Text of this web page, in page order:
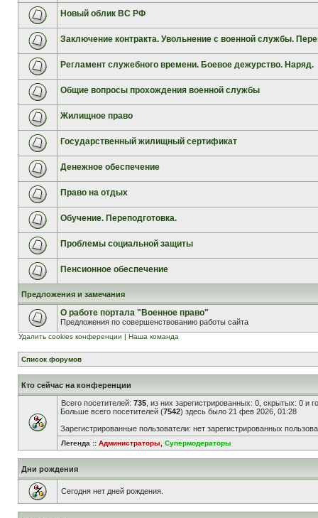
Новый облик ВС РФ
Заключение контракта. Увольнение с военной службы.
Регламент служебного времени. Боевое дежурство. Наряд.
Общие вопросы прохождения военной службы
Жилищное право
Государственный жилищный сертификат
Денежное обеспечение
Право на отдых
Обучение. Переподготовка.
Проблемы социальной защиты
Пенсионное обеспечение
Предложения и замечания
О работе портала "Военное право"
Предложения по совершенствованию работы сайта
Удалить cookies конференции | Наша команда
Список форумов
Кто сейчас на конференции
Всего посетителей: 735 , из них зарегистрированных: 0, скрытых: 0 и
Больше всего посетителей (7542) здесь было 21 фев 2026, 01:28
Зарегистрированные пользователи: нет зарегистрированных
Легенда :: Администраторы Супермодераторы
Дни рождения
Сегодня нет дней рождения.